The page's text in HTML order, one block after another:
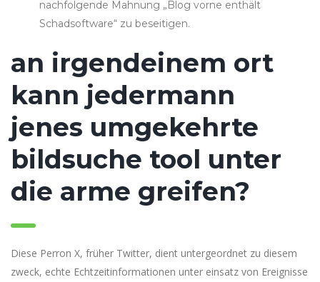
nachfolgende Mahnung „Blog vorne enthält
Schadsoftware“ zu beseitigen.
an irgendeinem ort
kann jedermann
jenes umgekehrte
bildsuche tool unter
die arme greifen?
Diese Perron X, früher Twitter, dient untergeordnet zu diesem
zweck, echte Echtzeitinformationen unter einsatz von Ereignisse